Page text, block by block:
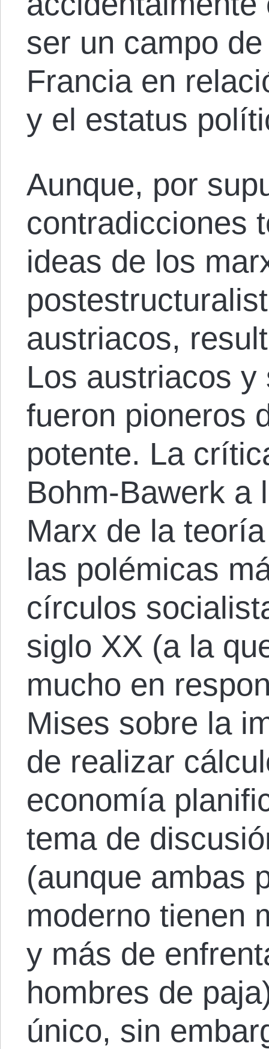
ser un campo
Francia en
y el estatus
Aunque, por
contradicciones
ideas de los
austriacos,
Los austriacos
fueron pioneros
potente. La
Bohm-Bawerk a
Marx de la
las polémicas
círculos
siglo XX (a la
mucho en
Mises sobre la
de realizar
economía
tema de
(aunque ambas
moderno tienen
y más de
hombres de
único, sin